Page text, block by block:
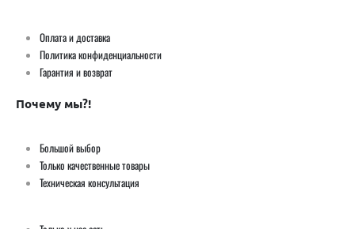
Оплата и доставка
Политика конфиденциальности
Гарантия и возврат
Почему мы?!
Большой выбор
Только качественные товары
Техническая консультация